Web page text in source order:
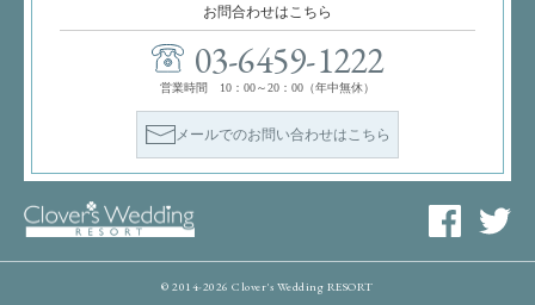
お問合わせはこちら
03-6459-1222
営業時間 10：00～20：00（年中無休）
メールでのお問い合わせはこちら
© 2014-2026 Clover's Wedding RESORT